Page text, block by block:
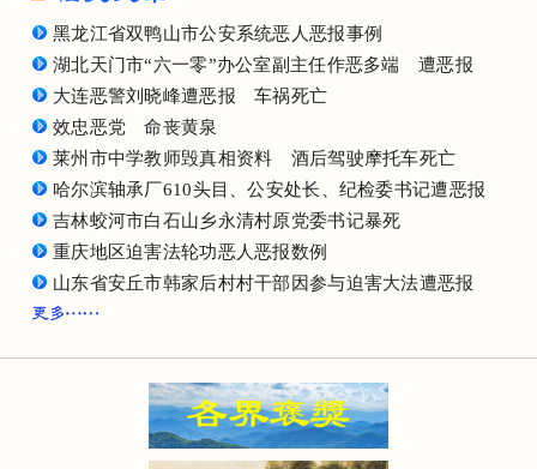
黑龙江省双鸭山市公安系统恶人恶报事例
湖北天门市“六一零”办公室副主任作恶多端 遭恶报
大连恶警刘晓峰遭恶报 车祸死亡
效忠恶党 命丧黄泉
莱州市中学教师毁真相资料 酒后驾驶摩托车死亡
哈尔滨轴承厂610头目、公安处长、纪检委书记遭恶报
吉林蛟河市白石山乡永清村原党委书记暴死
重庆地区迫害法轮功恶人恶报数例
山东省安丘市韩家后村村干部因参与迫害大法遭恶报